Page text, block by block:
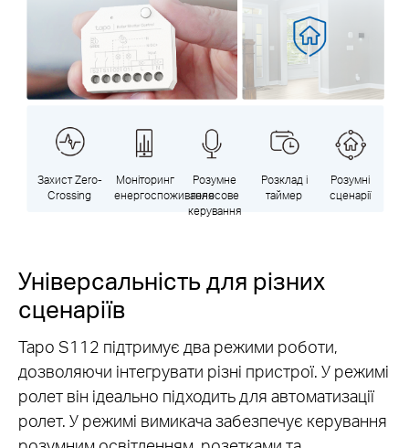
Захист Zero-
Crossing
Моніторинг
енергоспоживання
Розумне
голосове
керування
Розклад і
таймер
Розумні
сценарії
Універсальність для різних
сценаріїв
Tapo S112 підтримує два режими роботи,
дозволяючи інтегрувати різні пристрої. У режимі
ролет він ідеально підходить для автоматизації
ролет. У режимі вимикача забезпечує керування